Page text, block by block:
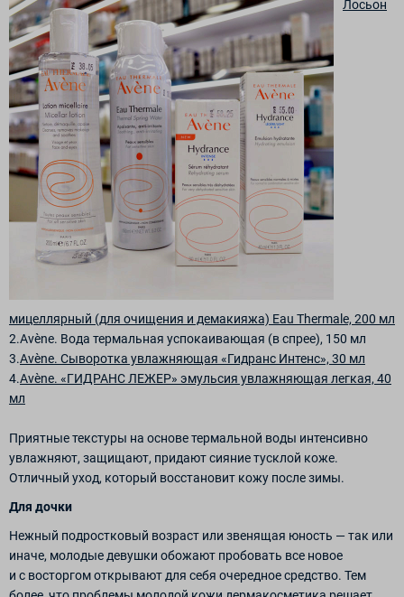
Лосьон
мицеллярный (для очищения и демакияжа) Eau Thermale, 200 мл
2.Avène. Вода термальная успокаивающая (в спрее), 150 мл
3.Avène. Сыворотка увлажняющая «Гидранс Интенс», 30 мл
4.Avène. «ГИДРАНС ЛЕЖЕР» эмульсия увлажняющая легкая, 40
мл
Приятные текстуры на основе термальной воды интенсивно
увлажняют, защищают, придают сияние тусклой коже.
Отличный уход, который восстановит кожу после зимы.
Для дочки
Нежный подростковый возраст или звенящая юность — так или
иначе, молодые девушки обожают пробовать все новое
и с восторгом открывают для себя очередное средство. Тем